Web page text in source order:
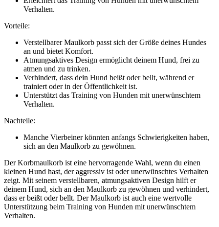
Verhalten.
Vorteile:
Verstellbarer Maulkorb passt sich der Größe deines Hundes
an und bietet Komfort.
Atmungsaktives Design ermöglicht deinem Hund, frei zu
atmen und zu trinken.
Verhindert, dass dein Hund beißt oder bellt, während er
trainiert oder in der Öffentlichkeit ist.
Unterstützt das Training von Hunden mit unerwünschtem
Verhalten.
Nachteile:
Manche Vierbeiner könnten anfangs Schwierigkeiten haben,
sich an den Maulkorb zu gewöhnen.
Der Korbmaulkorb ist eine hervorragende Wahl, wenn du einen
kleinen Hund hast, der aggressiv ist oder unerwünschtes Verhalten
zeigt. Mit seinem verstellbaren, atmungsaktiven Design hilft er
deinem Hund, sich an den Maulkorb zu gewöhnen und verhindert,
dass er beißt oder bellt. Der Maulkorb ist auch eine wertvolle
Unterstützung beim Training von Hunden mit unerwünschtem
Verhalten.